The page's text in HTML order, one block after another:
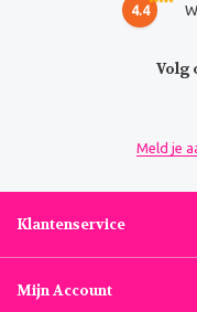
4.4
Volg
Meld je
Klantenservice
Mijn Account